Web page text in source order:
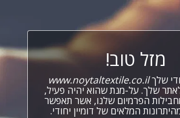
מזל טוב!
שלךwww.noytaltextile.co.il
שלך. על-מנת שהוא יהיה פעיל,
הפרמיום שלנו, אשר תאפשר
המלאים של דומיין יחודי.